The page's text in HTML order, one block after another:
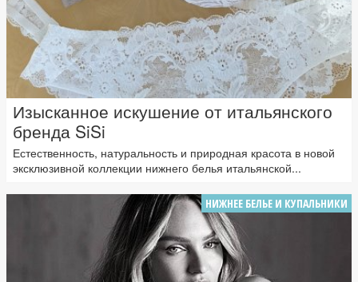
Изысканное искушение от итальянского
бренда SiSi
Естественность, натуральность и природная красота в новой
эксклюзивной коллекции нижнего белья итальянской...
НИЖНЕЕ БЕЛЬЕ И КУПАЛЬНИКИ